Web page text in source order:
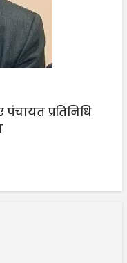
प्रतिनिधि